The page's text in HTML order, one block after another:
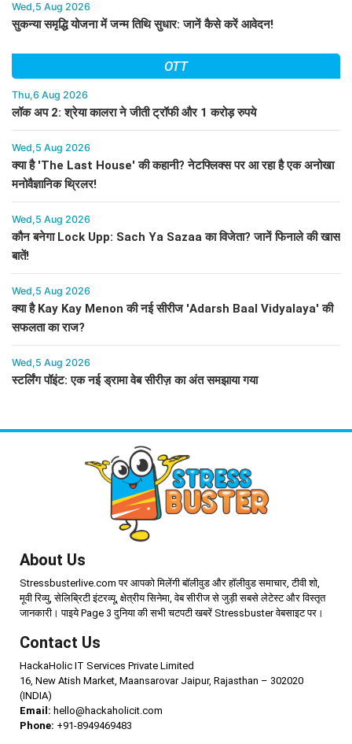
Wed,5 Aug 2026
सुकन्या समृद्धि योजना में जन्म तिथि सुधार: जानें कैसे करें आवेदन!
OTT
Thu,6 Aug 2026
लॉक अप 2: श्रेया कालरा ने जीती ट्रॉफी और 1 करोड़ रुपये
Wed,5 Aug 2026
क्या है 'The Last House' की कहानी? नेटफ्लिक्स पर आ रहा है एक अनोखा
मनोवैज्ञानिक थ्रिलर!
Wed,5 Aug 2026
कौन बनेगा Lock Upp: Sach Ya Sazaa का विजेता? जानें फिनाले की खास
बातें!
Wed,5 Aug 2026
क्या है Kay Kay Menon की नई सीरीज 'Adarsh Baal Vidyalaya' की
सफलता का राज?
Wed,5 Aug 2026
स्टर्लिंग पॉइंट: एक नई ड्रामा वेब सीरीज़ का अंत समझाया गया
About Us
Stressbusterlive.com पर आपको मिलेंगी बॉलीवुड और हॉलीवुड समाचार, टीवी शो,
मूवी रिव्यु, सेलिब्रिटी इंटरव्यू, क्षेत्रीय सिनेमा, वेब सीरीज से जुड़ी सबसे लेटेस्ट और विस्तृत
जानकारी। पाइये Page 3 दुनिया की सभी चटपटी खबरें Stressbuster वेबसाइट पर।
Contact Us
HackaHolic IT Services Private Limited
16, New Atish Market, Maansarovar Jaipur, Rajasthan – 302020
(INDIA)
Email: hello@hackaholicit.com
Phone: +91-8949469483